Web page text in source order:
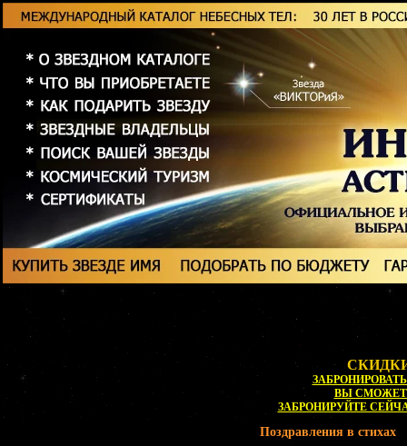
ВЫ
ЗАБРОНИРУЙТЕ
Поздравления в стихах